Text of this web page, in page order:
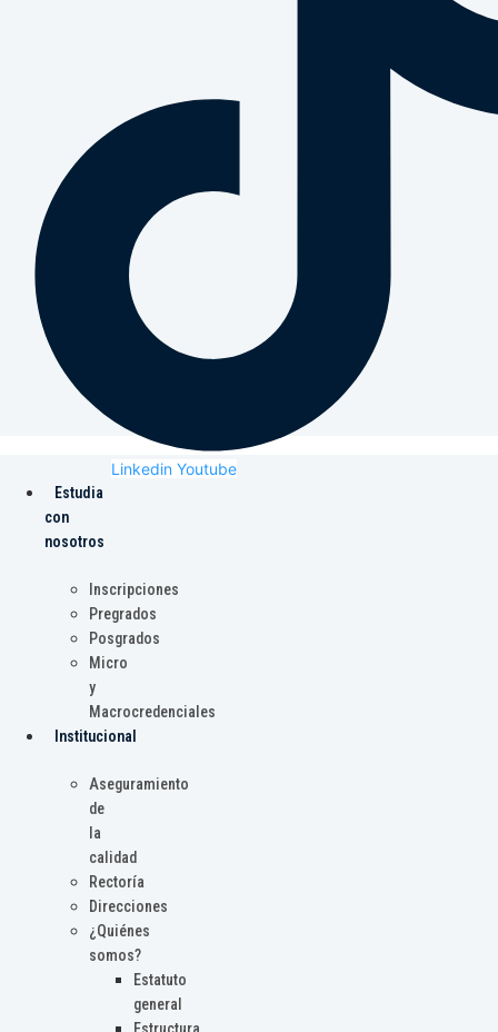
Linkedin Youtube
Estudia
con
nosotros
Inscripciones
Pregrados
Posgrados
Micro
y
Macrocredenciales
Institucional
Aseguramiento
de
la
calidad
Rectoría
Direcciones
¿Quiénes
somos?
Estatuto
general